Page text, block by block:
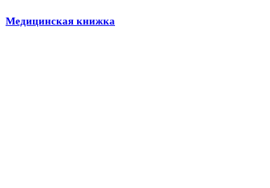
Медицинская книжка